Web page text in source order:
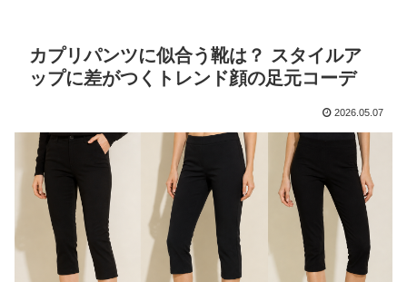
カプリパンツに似合う靴は？ スタイルア
ップに差がつくトレンド顔の足元コーデ
2026.05.07